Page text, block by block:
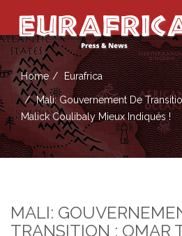
Home Eurafrica
Mali: Gouvernement De
Malick Coulibaly Mieux Indiqués !
MALI:
TRANSITION : OMAR